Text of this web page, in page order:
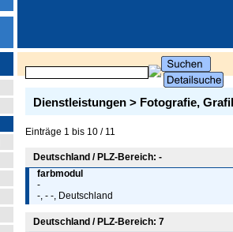
Dienstleistungen > Fotografie,
Einträge 1 bis 10 / 11
Deutschland / PLZ-Bereich: -
farbmodul
-
-, - -, Deutschland
Deutschland / PLZ-Bereich: 7